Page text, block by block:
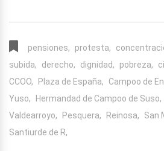
pensiones, protesta,
subida,
derecho, dignidad, pobreza,
CCOO,
Plaza de España, Campoo de
Yuso,
Hermandad de Campoo de Suso,
Valdearroyo,
Pesquera, Reinosa,
San
Santiurde de R,